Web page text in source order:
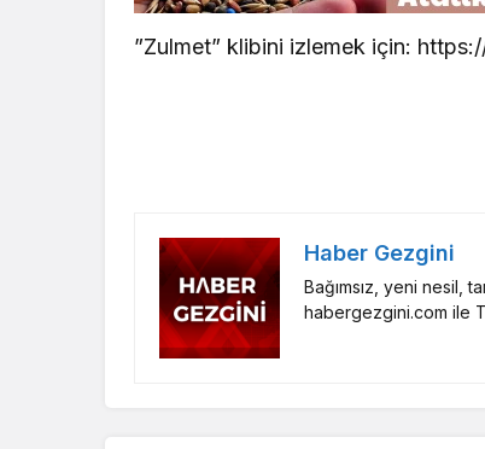
”Zulmet” klibini izlemek için:
Haber Gezgini
Bağımsız, yeni nesil,
habergezgini.com ile